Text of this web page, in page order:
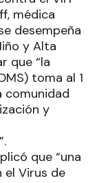
médica
desempeña
y Alta
que “la
toma al 1
comunidad
y
que “una
el Virus de